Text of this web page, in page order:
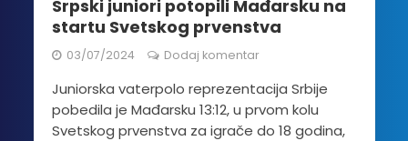
Srpski juniori potopili Mađarsku na
startu Svetskog prvenstva
03/07/2024 Dodaj komentar
Juniorska vaterpolo reprezentacija Srbije
pobedila je Mađarsku 13:12, u prvom kolu
Svetskog prvenstva za igrače do 18 godina,